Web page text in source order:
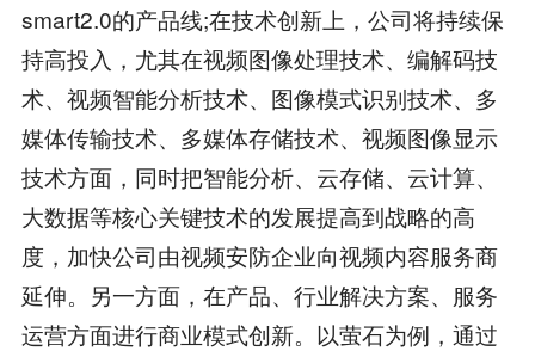
smart2.0的产品线;在技术创新上，公司将持续保
持高投入，尤其在视频图像处理技术、编解码技
术、视频智能分析技术、图像模式识别技术、多
媒体传输技术、多媒体存储技术、视频图像显示
技术方面，同时把智能分析、云存储、云计算、
大数据等核心关键技术的发展提高到战略的高
度，加快公司由视频安防企业向视频内容服务商
延伸。另一方面，在产品、行业解决方案、服务
运营方面进行商业模式创新。以萤石为例，通过